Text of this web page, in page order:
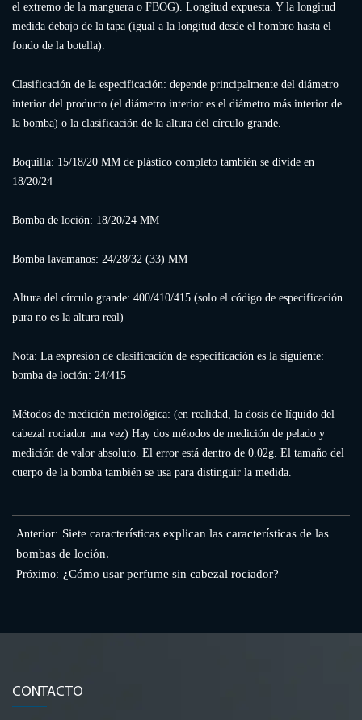
el extremo de la manguera o FBOG). Longitud expuesta. Y la longitud
medida debajo de la tapa (igual a la longitud desde el hombro hasta el
fondo de la botella).
Clasificación de la especificación: depende principalmente del diámetro
interior del producto (el diámetro interior es el diámetro más interior de
la bomba) o la clasificación de la altura del círculo grande.
Boquilla: 15/18/20 MM de plástico completo también se divide en
18/20/24
Bomba de loción: 18/20/24 MM
Bomba lavamanos: 24/28/32 (33) MM
Altura del círculo grande: 400/410/415 (solo el código de especificación
pura no es la altura real)
Nota: La expresión de clasificación de especificación es la siguiente:
bomba de loción: 24/415
Métodos de medición metrológica: (en realidad, la dosis de líquido del
cabezal rociador una vez) Hay dos métodos de medición de pelado y
medición de valor absoluto. El error está dentro de 0.02g. El tamaño del
cuerpo de la bomba también se usa para distinguir la medida.
Anterior: Siete características explican las características de las
bombas de loción.
Próximo: ¿Cómo usar perfume sin cabezal rociador?
CONTACTO